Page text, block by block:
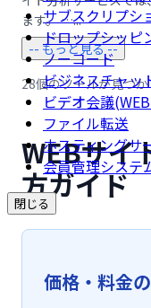
サブスクリプシ
ドロップシッピ
ノーコード
ビジネスチャッ
ビデオ会議
ファイル転送
ホスティングサ
会員管理システ
閉じる
ます。 …...
-- もっと見る --
28個のツールが見つ
WEBサイ
方ガイド
価格・料金